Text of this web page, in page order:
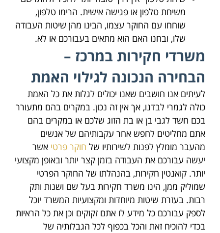
משיחת טלפון או פגישה אישית. הרימו טלפון,
שוחחו עם החוקר עצמו, הבינו מהן שיטות העבודה
שלו, ובחנו האם הוא מתאים בעבורכם או לא.
משרדי חקירות במרכז –
הבחירה הנכונה לגילוי האמת
לעיתים אנו חושבים שאנו יכולים לגלות את כל האמת
כולה לגמרי לבדנו, אך אין זה נכון. במקרים בהם מתעורר
בכם חשד לגבי בן או בת הזוג שלכם או במקרים בהם
אתם מחליטים לחפש אחר עקבותיהם של אנשים
מהעבר מומלץ לפנות לשירותיו של חוקר פרטי אשר
יעשה עבורכם את העבודה בזמן קצר יותר ובאופן מקצועי
יותר. קואנטין חקירות, בהנהלתו של החוקר הפרטי
שמוליק ממן, הינו משרד חקירות בעל שם ושנות ותק
רבות. בעזרת שיטות מיוחדות ומקצועיות המשרד יוכל
לספק עבורכם כל מידע לו אתם זקוקים וכן את כל הראיות
בכדי להוכיח זאת והכל בכפוף לכל הגבלותיה של